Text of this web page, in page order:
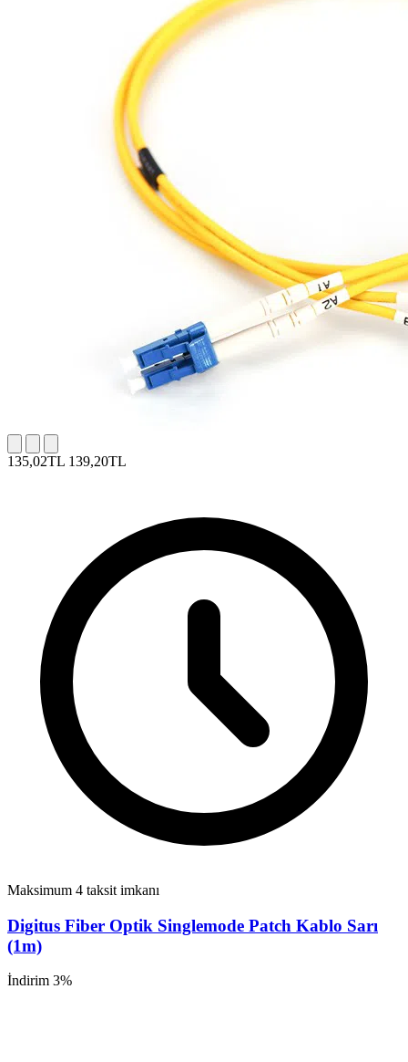
135,02TL 139,20TL
Maksimum 4 taksit imkanı
Digitus Fiber Optik Singlemode Patch Kablo Sarı
(1m)
İndirim 3%